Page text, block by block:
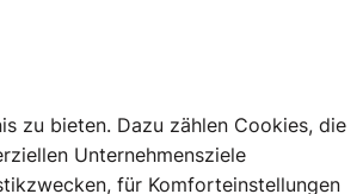
Weber, was es mit dem Himmel auf
vom Fegefeuer in Wirklichkeit ein
zu bieten. Dazu zählen Cookies, die
Unternehmensziele
für Komforteinstellungen